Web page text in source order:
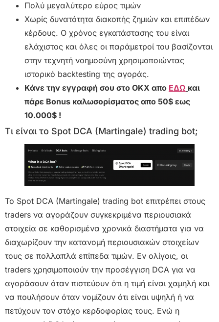
Πολύ μεγαλύτερο εύρος τιμών
Χωρίς δυνατότητα διακοπής ζημιών και επιπέδων
κέρδους. Ο χρόνος εγκατάστασης του είναι
ελάχιστος και όλες οι παράμετροί του βασίζονται
στην τεχνητή νοημοσύνη χρησιμοποιώντας
ιστορικό backtesting της αγοράς.
Κάνε την εγγραφή σου στο OKX απο ΕΔΩ και
πάρε Bonus καλωσορίσματος απο 50$ εως
10.000$ !
Τι είναι το Spot DCA (Martingale) trading bot;
Το Spot DCA (Martingale) trading bot επιτρέπει στους
traders να αγοράζουν συγκεκριμένα περιουσιακά
στοιχεία σε καθορισμένα χρονικά διαστήματα για να
διαχωρίζουν την κατανομή περιουσιακών στοιχείων
τους σε πολλαπλά επίπεδα τιμών. Εν ολίγοις, οι
traders χρησιμοποιούν την προσέγγιση DCA για να
αγοράσουν όταν πιστεύουν ότι η τιμή είναι χαμηλή και
να πουλήσουν όταν νομίζουν ότι είναι υψηλή ή να
πετύχουν τον στόχο κερδοφορίας τους. Ενώ η